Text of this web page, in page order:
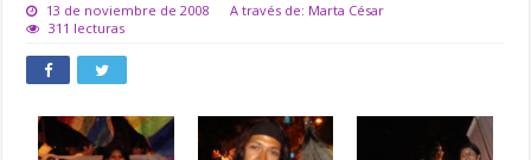
13 de noviembre de 2008
A través de: Marta César
311 lecturas